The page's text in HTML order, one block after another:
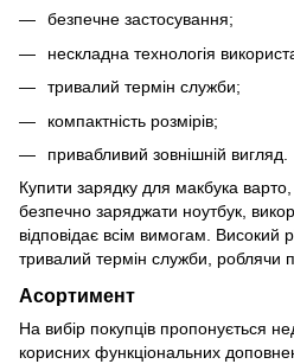
безпечне застосування;
нескладна технологія
тривалий термін служби;
компактність розмірів;
привабливий зовнішній вигляд.
Купити зарядку для макбука
безпечно заряджати ноутбук,
відповідає всім вимогам. Високий
тривалий термін служби, роблячи
Асортимент
На вибір покупців пропонується
корисних функціональних